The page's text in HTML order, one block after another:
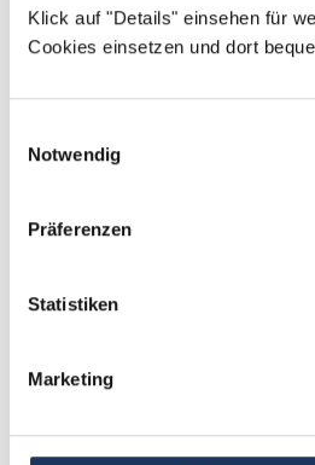
Klick auf "Details" einsehen für
Cookies einsetzen und dort
Notwendig
Präferenzen
Statistiken
Marketing
Mit*markierte Felder sind Pflichtfelder
Passende
stetig neue